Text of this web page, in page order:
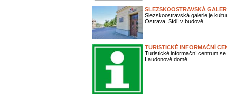
SLEZSKOOSTRAVSKÁ
Slezskoostravská galerie je
Ostrava. Sídlí v budově ...
TURISTICKÉ INFORMAČNÍ
Turistické informační centrum
Laudonově domě ...